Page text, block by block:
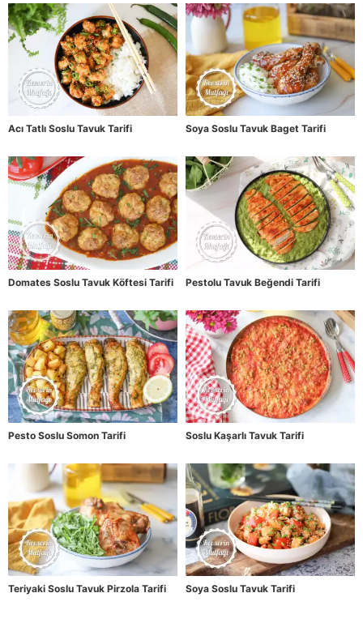
Acı Tatlı Soslu Tavuk Tarifi Soya Soslu Tavuk Baget Tarifi
Domates Soslu Tavuk Köftesi Tarifi Pestolu Tavuk Beğendi Tarifi
Pesto Soslu Somon Tarifi Soslu Kaşarlı Tavuk Tarifi
Teriyaki Soslu Tavuk Pirzola Tarifi Soya Soslu Tavuk Tarifi